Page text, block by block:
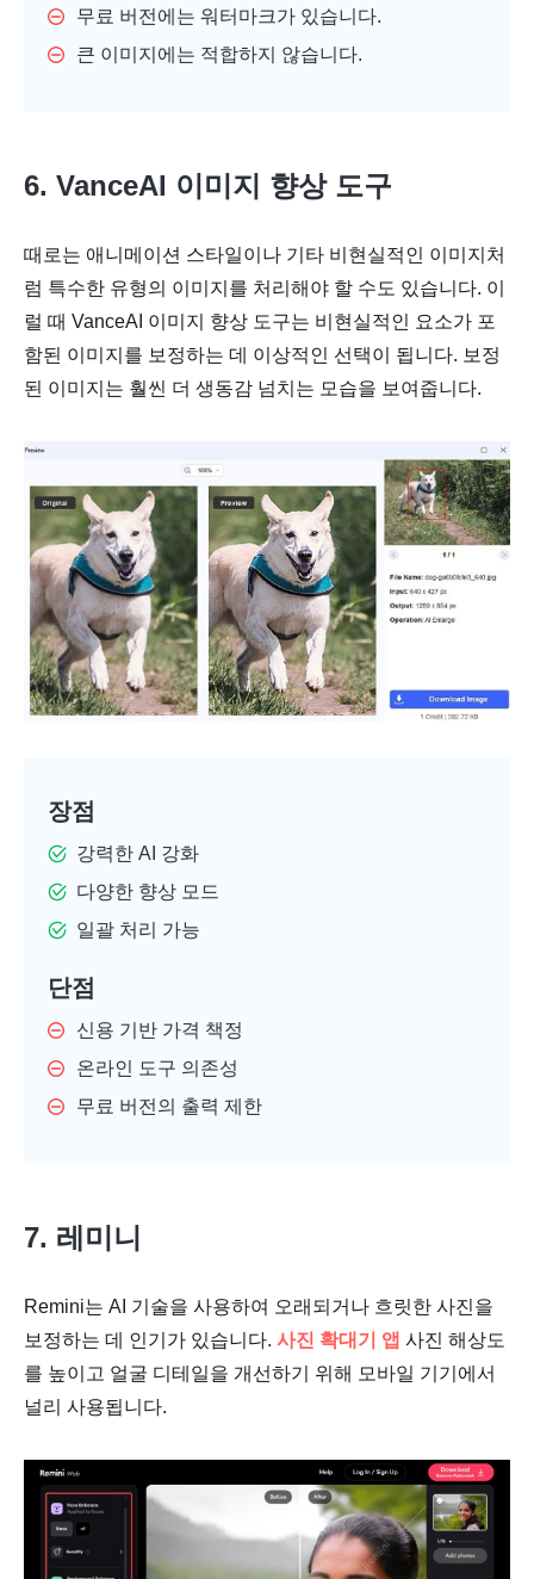
무료 버전에는 워터마크가 있습니다.
큰 이미지에는 적합하지 않습니다.
6. VanceAI 이미지 향상 도구
때로는 애니메이션 스타일이나 기타 비현실적인 이미지처
럼 특수한 유형의 이미지를 처리해야 할 수도 있습니다. 이
럴 때 VanceAI 이미지 향상 도구는 비현실적인 요소가 포
함된 이미지를 보정하는 데 이상적인 선택이 됩니다. 보정
된 이미지는 훨씬 더 생동감 넘치는 모습을 보여줍니다.
장점
강력한 AI 강화
다양한 향상 모드
일괄 처리 가능
단점
신용 기반 가격 책정
온라인 도구 의존성
무료 버전의 출력 제한
7. 레미니
Remini는 AI 기술을 사용하여 오래되거나 흐릿한 사진을
보정하는 데 인기가 있습니다. 사진 확대기 앱 사진 해상도
를 높이고 얼굴 디테일을 개선하기 위해 모바일 기기에서
널리 사용됩니다.